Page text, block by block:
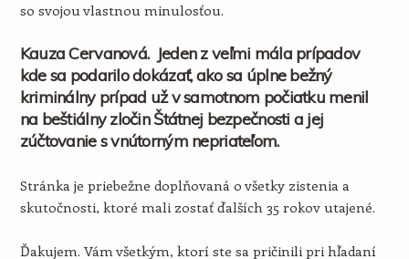
so svojou vlastnou minulosťou.
Kauza Cervanová. Jeden z veľmi mála prípadov
kde sa podarilo dokázať, ako sa úplne bežný
kriminálny prípad už v samotnom počiatku menil
na beštiálny zločin Štátnej bezpečnosti a jej
zúčtovanie s vnútorným nepriateľom.
Stránka je priebežne doplňovaná o všetky zistenia a
skutočnosti, ktoré mali zostať ďalších 35 rokov utajené.
Ďakujem. Vám všetkým, ktorí ste sa pričinili pri hľadaní